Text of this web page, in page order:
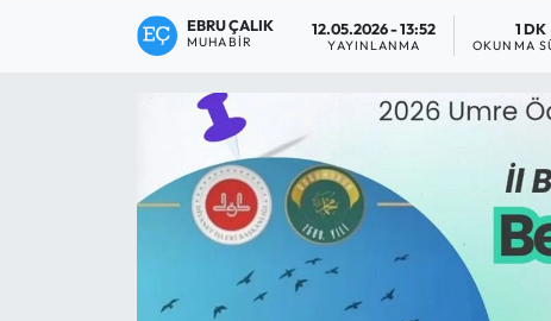
EBRU ÇALIK
MUHABIR
12.05.2026 - 13:52
YAYINLANMA
1 DK
OKUNMA
Çorum Son Dakika Haberleri
Dodurga Haberleri
Son Dakika Haberleri